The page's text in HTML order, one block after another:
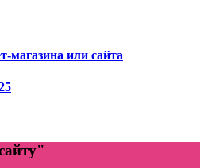
магазина или сайта